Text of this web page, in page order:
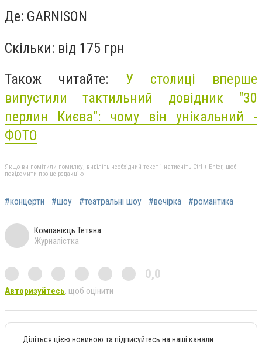
Де: GARNISON
Скільки: від 175 грн
Також читайте: У столиці вперше
випустили тактильний довідник "30
перлин Києва": чому він унікальний -
ФОТО
Якщо ви помітили помилку, виділіть необхідний текст і натисніть Ctrl + Enter, щоб
повідомити про це редакцію
#концерти #шоу #театральні шоу #вечірка #романтика
Компанієць Тетяна
Журналістка
0,0
Авторизуйтесь, щоб оцінити
Діліться цією новиною та підписуйтесь на наші канали